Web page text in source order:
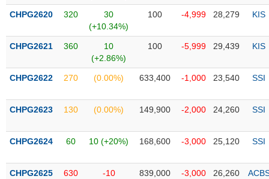
Phân
tích
thuật
sơ
nghiệp
tức
sự
CHPG2620 320
30
(+10.34%)
100 -4,999 28,279 KIS
CHPG2621 360
10
(+2.86%)
100 -5,999 29,439 KIS
CHPG2622 270 (0.00%) 633,400 -1,000 23,540 SSI
CHPG2623 130 (0.00%) 149,900 -2,000 24,260 SSI
CHPG2624 60 10 (+20%) 168,600 -3,000 25,120 SSI
CHPG2625 630 -10 839,000 -3,000 26,260
LƯỢNG
NGUYÊN
VẬT
NGHIỆP